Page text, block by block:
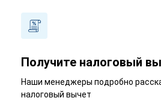
Получите налоговый
Наши менеджеры подробно
налоговый вычет